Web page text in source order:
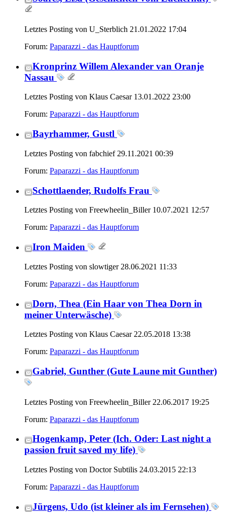
Letztes Posting von U_Sterblich 21.01.2022 17:04
Forum: Paparazzi - das Hauptforum
Kronprinz Willem Alexander van Oranje
Nassau
Letztes Posting von Klaus Caesar 13.01.2022 23:00
Forum: Paparazzi - das Hauptforum
Bayrhammer, Gustl
Letztes Posting von fabchief 29.11.2021 00:39
Forum: Paparazzi - das Hauptforum
Schottlaender, Rudolfs Frau
Letztes Posting von Freewheelin_Biller 10.07.2021 12:57
Forum: Paparazzi - das Hauptforum
Iron Maiden
Letztes Posting von slowtiger 28.06.2021 11:33
Forum: Paparazzi - das Hauptforum
Dorn, Thea (Ein Haar von Thea Dorn in
meiner Unterwäsche)
Letztes Posting von Klaus Caesar 22.05.2018 13:38
Forum: Paparazzi - das Hauptforum
Gabriel, Gunther (Gute Laune mit Gunther)
Letztes Posting von Freewheelin_Biller 22.06.2017 19:25
Forum: Paparazzi - das Hauptforum
Hogenkamp, Peter (Ich. Oder: Last night a
passion fruit saved my life)
Letztes Posting von Doctor Subtilis 24.03.2015 22:13
Forum: Paparazzi - das Hauptforum
Jürgens, Udo (ist kleiner als im Fernsehen)